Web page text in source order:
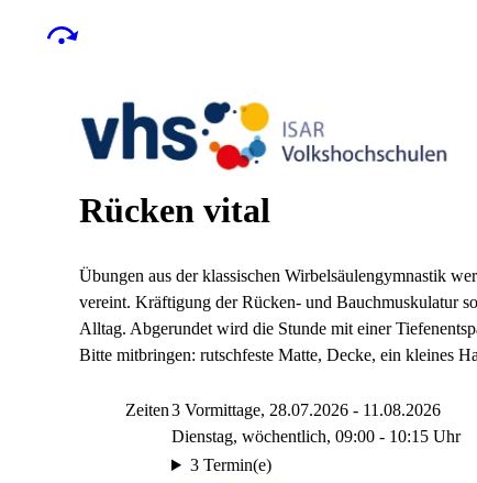
Rücken vital
Übungen aus der klassischen Wirbelsäulengymnastik
vereint. Kräftigung der Rücken- und Bauchmuskulatur
Alltag. Abgerundet wird die Stunde mit einer
Bitte mitbringen: rutschfeste Matte, Decke, ein kleines
Zeiten3 Vormittage, 28.07.2026 - 11.08.2026
Dienstag, wöchentlich, 09:00 - 10:15 Uhr
3 Termin(e)